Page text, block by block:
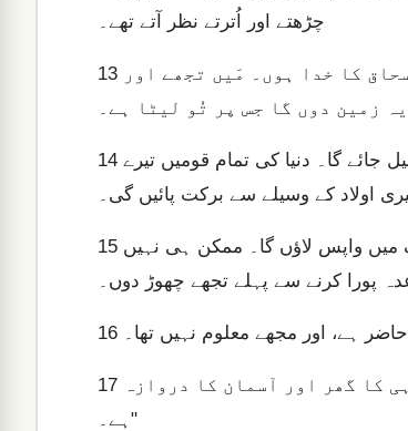
چڑھتے اور اُترتے نظر آتے تھے۔
13
یہ زمین دوں گا جس پر تُو لیٹا ہے۔
14
اولاد کے وسیلے سے برکت پائیں گی۔
15
16
17
ہے۔"